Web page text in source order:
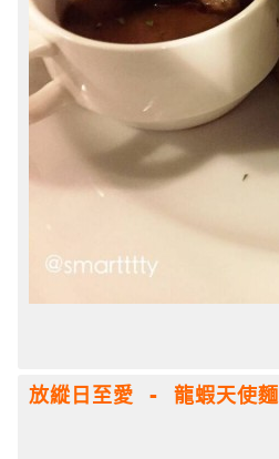
放縱日至愛 - 龍蝦天使麵